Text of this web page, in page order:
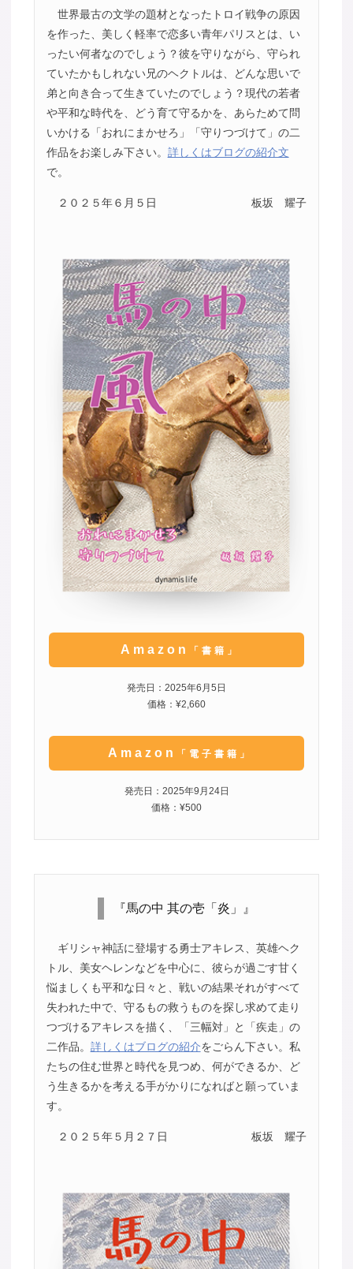
世界最古の文学の題材となったトロイ戦争の原因
を作った、美しく軽率で恋多い青年パリスとは、い
ったい何者なのでしょう？彼を守りながら、守られ
ていたかもしれない兄のヘクトルは、どんな思いで
弟と向き合って生きていたのでしょう？現代の若者
や平和な時代を、どう育て守るかを、あらためて問
いかける「おれにまかせろ」「守りつづけて」の二
作品をお楽しみ下さい。 詳しくはブログの紹介文
で。
２０２５年６月５日 板坂 耀子
Amazon 「書籍」
発売日：2025年6月5日
価格：¥2,660
Amazon 「電子書籍」
発売日：2025年9月24日
価格：¥500
『馬の中 其の壱「炎」』
ギリシャ神話に登場する勇士アキレス、英雄ヘク
トル、美女ヘレンなどを中心に、彼らが過ごす甘く
悩ましくも平和な日々と、戦いの結果それがすべて
失われた中で、守るもの救うものを探し求めて走り
つづけるアキレスを描く、「三幅対」と「疾走」の
二作品。 詳しくはブログの紹介をごらん下さい。私
たちの住む世界と時代を見つめ、何ができるか、ど
う生きるかを考える手がかりになればと願っていま
す。
２０２５年５月２７日 板坂 耀子